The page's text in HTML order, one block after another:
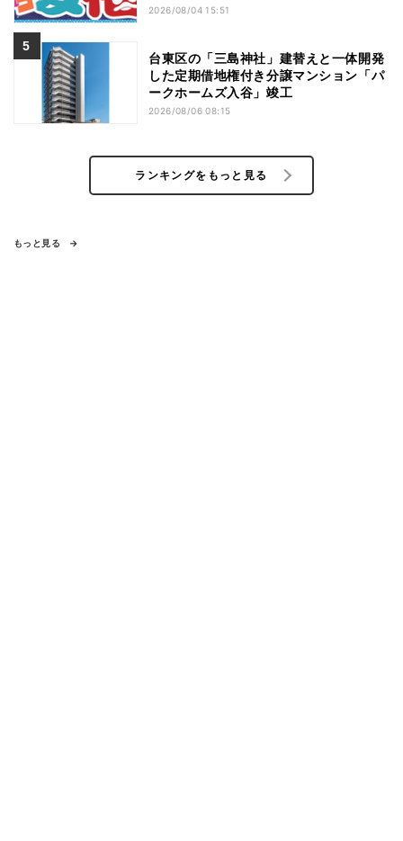
特価
2026/08/04 15:51
台東区の「三島神社」建替えと一体開発
した定期借地権付き分譲マンション「パ
ークホームズ入谷」竣工
2026/08/06 08:15
ランキングをもっと見る
もっと見る